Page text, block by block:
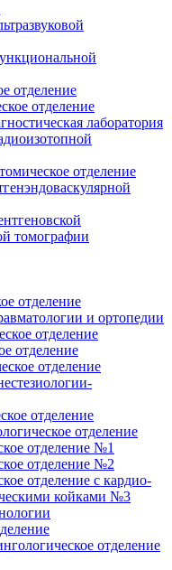
отделение
отделение
лаборатория
отделение
томографии
отделение
и ортопедии
отделение
отделение
отделение
отделение
отделение
отделение №1
отделение №2
отделение с кардио-
койками №3
отделение